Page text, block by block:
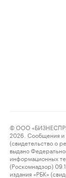
© ООО
2026. Сообщения и
(свидетельство о
выдано
информационных
(Роскомнадзор)
издания «РБК»